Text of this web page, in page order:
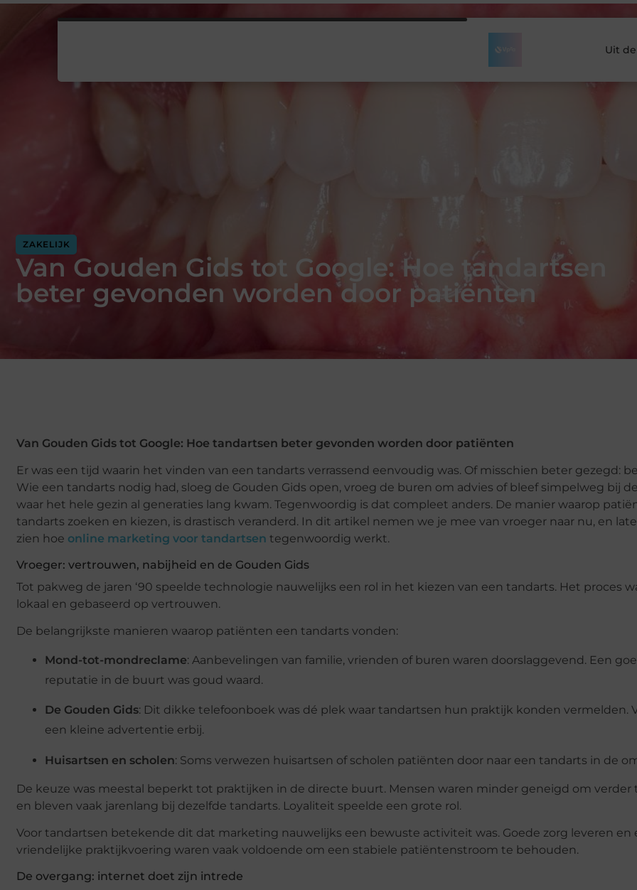
Uit
ZAKELIJK
Van Gouden Gids tot Google: Hoe tandartsen
beter gevonden worden door patiënten
Van Gouden Gids tot Google: Hoe tandartsen beter gevonden worden door patiënten
Er was een tijd waarin het vinden van een tandarts verrassend eenvoudig was. Of misschien beter gezegd:
Wie een tandarts nodig had, sloeg de Gouden Gids open, vroeg de buren om advies of bleef simpelweg bij
waar het hele gezin al generaties lang kwam. Tegenwoordig is dat compleet anders. De manier waarop
tandarts zoeken en kiezen, is drastisch veranderd. In dit artikel nemen we je mee van vroeger naar nu, en
zien hoe online marketing voor tandartsen tegenwoordig werkt.
Vroeger: vertrouwen, nabijheid en de Gouden Gids
Tot pakweg de jaren ‘90 speelde technologie nauwelijks een rol in het kiezen van een tandarts. Het proces
lokaal en gebaseerd op vertrouwen.
De belangrijkste manieren waarop patiënten een tandarts vonden:
Mond-tot-mondreclame: Aanbevelingen van familie, vrienden of buren waren doorslaggevend. Een
reputatie in de buurt was goud waard.
De Gouden Gids: Dit dikke telefoonboek was dé plek waar tandartsen hun praktijk konden vermelden.
een kleine advertentie erbij.
Huisartsen en scholen: Soms verwezen huisartsen of scholen patiënten door naar een tandarts in de
De keuze was meestal beperkt tot praktijken in de directe buurt. Mensen waren minder geneigd om verder
en bleven vaak jarenlang bij dezelfde tandarts. Loyaliteit speelde een grote rol.
Voor tandartsen betekende dit dat marketing nauwelijks een bewuste activiteit was. Goede zorg leveren en
vriendelijke praktijkvoering waren vaak voldoende om een stabiele patiëntenstroom te behouden.
De overgang: internet doet zijn intrede